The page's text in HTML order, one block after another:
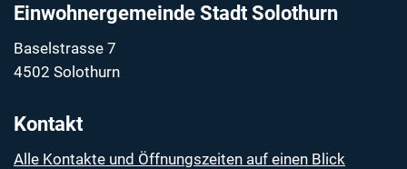
Einwohnergemeinde Stadt Solothurn
Baselstrasse 7
4502 Solothurn
Kontakt
Alle Kontakte und Öffnungszeiten auf einen Blick